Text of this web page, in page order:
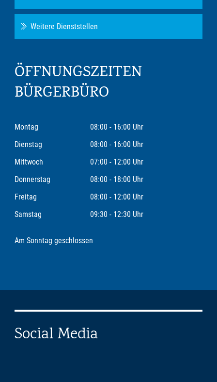
Weitere Dienststellen
ÖFFNUNGSZEITEN
BÜRGERBÜRO
Montag
08:00 - 16:00 Uhr
Dienstag
08:00 - 16:00 Uhr
Mittwoch
07:00 - 12:00 Uhr
Donnerstag
08:00 - 18:00 Uhr
Freitag
08:00 - 12:00 Uhr
Samstag
09:30 - 12:30 Uhr
Am Sonntag geschlossen
Social Media